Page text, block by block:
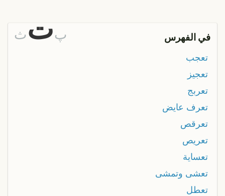
في الفهرس پتث
تعجب
تعجيز
تعربج
تعرف عايض
تعرقص
تعريص
تعساية
تعشى وتمشى
تعطل